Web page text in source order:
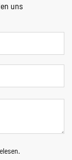
uns